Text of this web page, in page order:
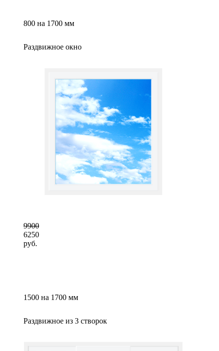
800 на 1700 мм
Раздвижное окно
9900
6250
руб.
1500 на 1700 мм
Раздвижное из 3 створок